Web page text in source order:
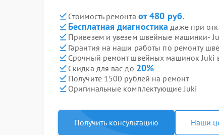
Стоимость ремонта от 480 руб.
Бесплатная диагностика даже при
Привезем и увезем швейные машинки-
Гарантия на наши работы по ремонту
Срочный ремонт швейных машинок Juki
Скидка для вас до 20%
Получите 1500 рублей на ремонт
Оригинальные комплектующие Juki
Получить консультацию Наши